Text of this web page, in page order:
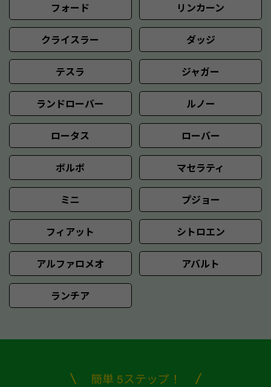
フォード リンカーン
クライスラー ダッジ
テスラ ジャガー
ランドローバー ルノー
ロータス ローバー
ボルボ マセラティ
ミニ プジョー
フィアット シトロエン
アルファロメオ アバルト
ランチア
簡単 5ステップ！